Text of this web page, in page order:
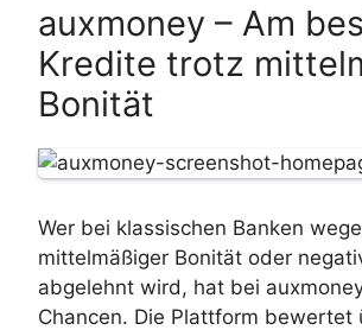
auxmoney – Am
Kredite trotz
Bonität
Wer bei klassischen Banken
mittelmäßiger Bonität oder
abgelehnt wird, hat bei
Chancen. Die Plattform bewertet